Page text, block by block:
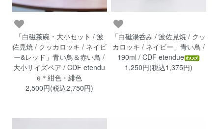
「白磁茶碗・大小セット / 波
佐見焼 / クッカロッキ / ネイビ
ー&レッド」青い鳥＆赤い鳥 /
大小サイズペア / CDF etendu
e＊紺色・緋色
2,500円(税込2,750円)
「白磁湯呑み / 波佐見焼 / クッ
カロッキ / ネイビー」青い鳥 /
190ml / CDF etendue
1,250円(税込1,375円)